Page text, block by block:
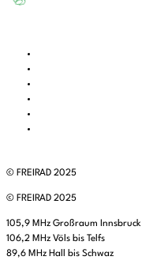
© FREIRAD 2025
© FREIRAD 2025
105,9 MHz Großraum Innsbruck
106,2 MHz Völs bis Telfs
89,6 MHz Hall bis Schwaz